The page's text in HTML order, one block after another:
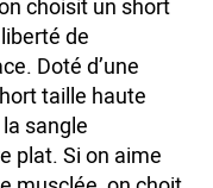
choisit un short
de
Doté d’une
taille haute
sangle
plat. Si on aime